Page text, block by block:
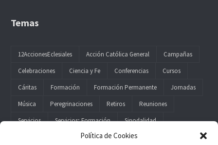
Política de Cookies
Temas
12AccionesEclesiales Acción Católica General
Campañas
Celebraciones
Ciencia y Fe Conferencias
Cursos
Cáritas
Formación Formación Permanente
Jornadas
Música
Peregrinaciones Retiros
Reuniones
Servicios
Servicios; Formación Sinodalidad